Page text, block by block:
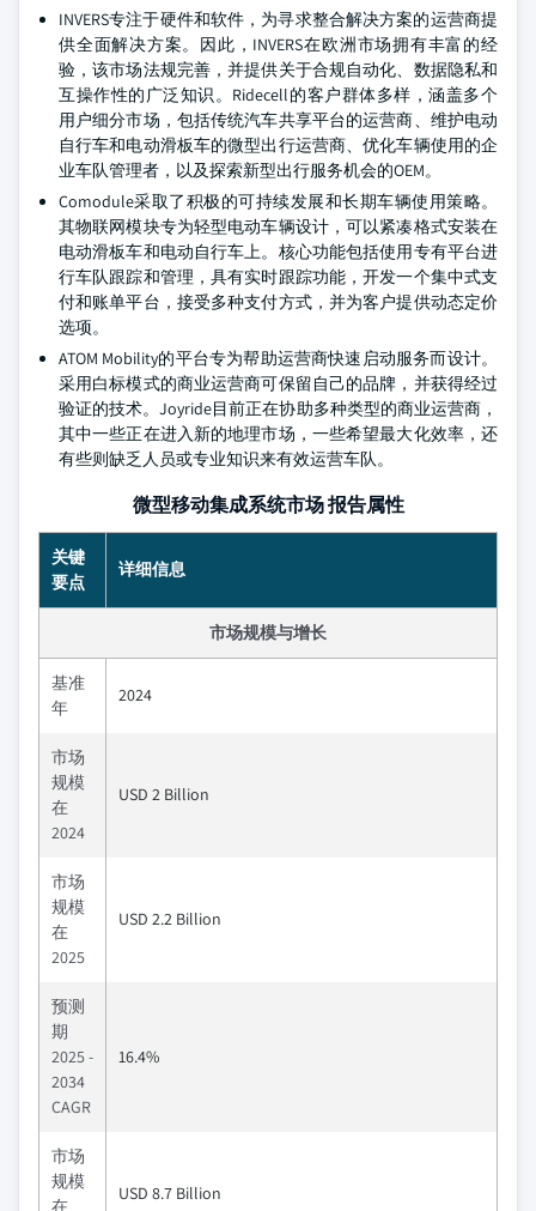
INVERS专注于硬件和软件，为寻求整合解决方案的运营商提
供全面解决方案。因此，INVERS在欧洲市场拥有丰富的经
验，该市场法规完善，并提供关于合规自动化、数据隐私和
互操作性的广泛知识。Ridecell的客户群体多样，涵盖多个
用户细分市场，包括传统汽车共享平台的运营商、维护电动
自行车和电动滑板车的微型出行运营商、优化车辆使用的企
业车队管理者，以及探索新型出行服务机会的OEM。
Comodule采取了积极的可持续发展和长期车辆使用策略。
其物联网模块专为轻型电动车辆设计，可以紧凑格式安装在
电动滑板车和电动自行车上。核心功能包括使用专有平台进
行车队跟踪和管理，具有实时跟踪功能，开发一个集中式支
付和账单平台，接受多种支付方式，并为客户提供动态定价
选项。
ATOM Mobility的平台专为帮助运营商快速启动服务而设计。
采用白标模式的商业运营商可保留自己的品牌，并获得经过
验证的技术。Joyride目前正在协助多种类型的商业运营商，
其中一些正在进入新的地理市场，一些希望最大化效率，还
有些则缺乏人员或专业知识来有效运营车队。
微型移动集成系统市场 报告属性
关键
要点
详细信息
市场规模与增长
基准
年
2024
市场
规模
在
2024
USD 2 Billion
市场
规模
在
2025
USD 2.2 Billion
预测
期
2025 -
2034
CAGR
16.4%
市场
规模
在
USD 8.7 Billion